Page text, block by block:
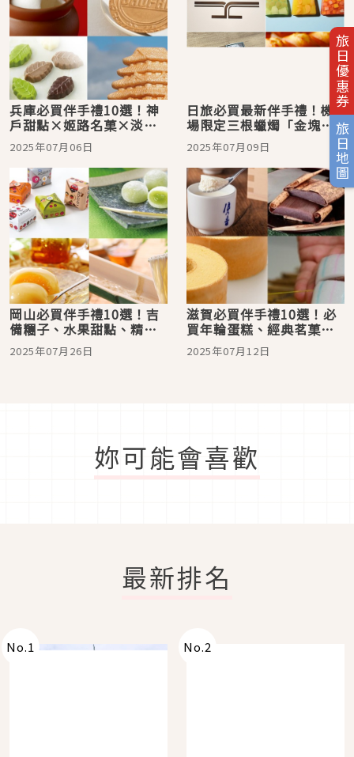
旅日優惠券
旅日地圖
兵庫必買伴手禮10選！神
戶甜點×姬路名菓×淡路
美味一次打包，帶回最具
兵庫風格的在地風味
2025年07月06日
日旅必買最新伴手禮！機
場限定三根蠟燭「金塊・
銀塊費南雪」，甜點控絕
不能錯過日本熱銷王
2025年07月09日
岡山必買伴手禮10選！吉
備糰子、水果甜點、精釀
啤酒一次打包
2025年07月26日
滋賀必買伴手禮10選！必
買年輪蛋糕、經典茗菓、
酒粕生乳酪蛋糕一次打
包！帶回琵琶湖畔的濃濃
2025年07月12日
妳可能會喜歡
最新排名
No.1 No.2